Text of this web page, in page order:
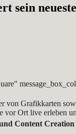
sein
von Grafikkarten
Ort live erleben
Content Creation